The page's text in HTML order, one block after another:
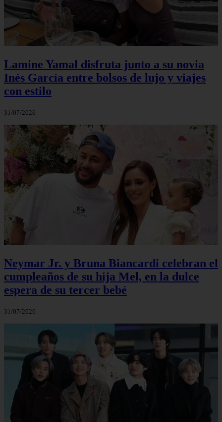
Lamine Yamal disfruta junto a su novia
Inés García entre bolsos de lujo y viajes
con estilo
31/07/2026
Neymar Jr. y Bruna Biancardi celebran el
cumpleaños de su hija Mel, en la dulce
espera de su tercer bebé
31/07/2026